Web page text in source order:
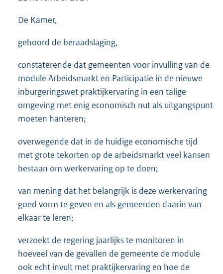
De Kamer,
gehoord de beraadslaging,
constaterende dat gemeenten voor invulling van de
module Arbeidsmarkt en Participatie in de nieuwe
inburgeringswet praktijkervaring in een talige
omgeving met enig economisch nut als uitgangspunt
moeten hanteren;
overwegende dat in de huidige economische tijd
met grote tekorten op de arbeidsmarkt veel kansen
bestaan om werkervaring op te doen;
van mening dat het belangrijk is deze werkervaring
goed vorm te geven en als gemeenten daarin van
elkaar te leren;
verzoekt de regering jaarlijks te monitoren in
hoeveel van de gevallen de gemeente de module
ook echt invult met praktijkervaring en hoe de